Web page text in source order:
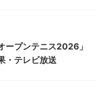
ープンテニス2026」
・テレビ放送